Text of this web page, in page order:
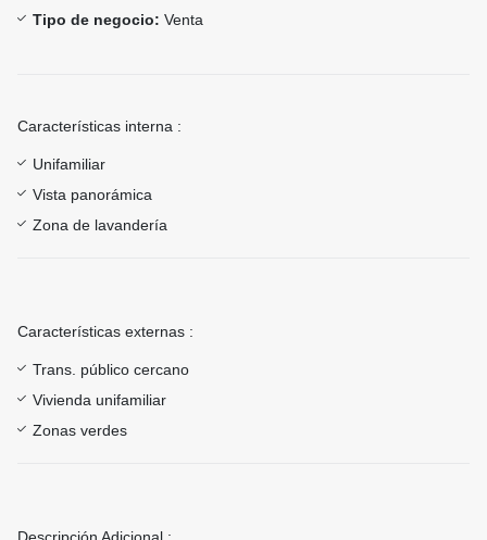
Tipo de negocio: Venta
Características interna :
Unifamiliar
Vista panorámica
Zona de lavandería
Características externas :
Trans. público cercano
Vivienda unifamiliar
Zonas verdes